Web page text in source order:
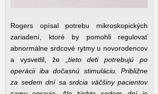
Rogers opísal potrebu mikroskopických
zariadení, ktoré by pomohli regulovať
abnormálne srdcové rytmy u novorodencov
a vysvetlil, že
„tieto deti potrebujú po
operácii iba dočasnú stimuláciu. Približne
za sedem dní sa srdcia väčšiny pacientov